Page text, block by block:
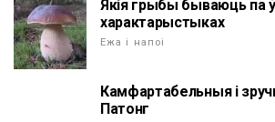
Якія грыбы бываюць па
характарыстыках
Ежа і напоі
Камфартабельныя і
Патонг